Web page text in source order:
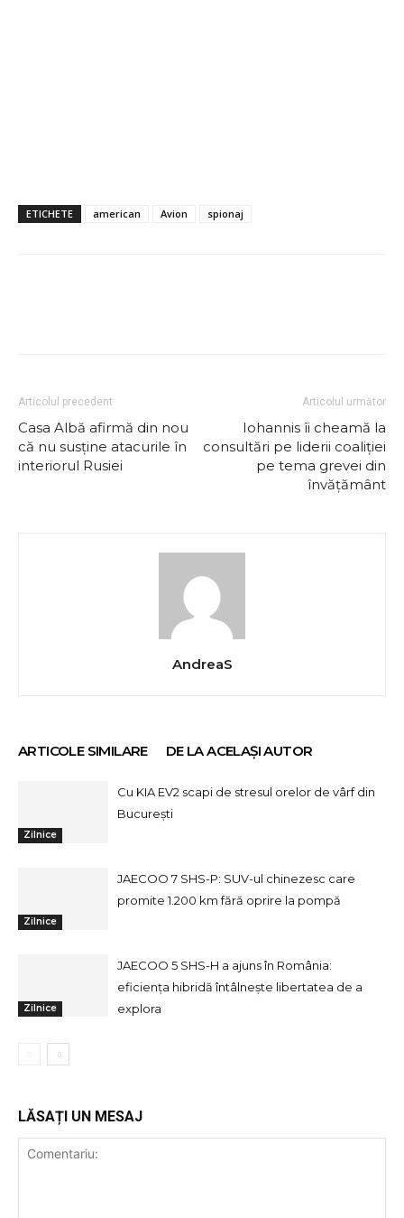
ETICHETE american Avion spionaj
Articolul precedent
Casa Albă afirmă din nou
că nu susţine atacurile în
interiorul Rusiei
Articolul următor
Iohannis îi cheamă la
consultări pe liderii coaliţiei
pe tema grevei din
învăţământ
AndreaS
ARTICOLE SIMILARE DE LA ACELAȘI AUTOR
Zilnice
Cu KIA EV2 scapi de stresul orelor de vârf din
București
Zilnice
JAECOO 7 SHS-P: SUV-ul chinezesc care
promite 1.200 km fără oprire la pompă
Zilnice
JAECOO 5 SHS-H a ajuns în România:
eficiența hibridă întâlnește libertatea de a
explora
LĂSAȚI UN MESAJ